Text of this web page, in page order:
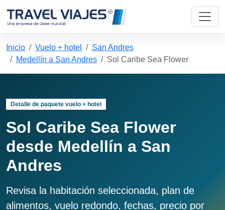
Inicio Vuelo + hotel
San Andres
Medellín a San Andres
Sol Caribe Sea Flower
Detalle de paquete vuelo + hotel
Sol Caribe Sea Flower
desde Medellín a San
Andres
Revisa la habitación seleccionada, plan de
alimentos, vuelo redondo, fechas, precio por